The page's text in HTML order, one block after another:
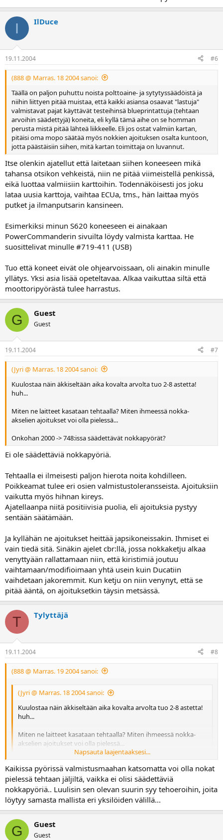
I IlDuce
19.11.2004 #6
(888 @ Marras. 18 2004 sanoi:
Täällä on paljon puhuttu noista polttoaine- ja sytytyssäädöistä ja
niihin liittyen pitää muistaa, että kaikki asiansa osaavat "lastuja"
valmistavat pajat käyttävät testeihinsä blueprintattuja (tehtaan
arvoihin säädettyjä) koneita, eli kyllä tämä aihe on se homman
perusta mistä pitää lähteä liikkeelle. Eli jos ostat valmiin kartan,
pitäisi oma mopo säätää myös nokkien ajoituksen osalta kuntoon,
jotta päästäisiin siihen, mitä kartan toimittaja on luvannut.
Itse olenkin ajatellut että laitetaan siihen koneeseen mikä
tahansa otsikon vehkeistä, niin ne pitää viimeistellä penkissä,
eikä luottaa valmiisiin karttoihin. Todennäköisesti jos joku
lataa uusia karttoja, vaihtaa ECUa, tms., hän laittaa myös
putket ja ilmanputsarin kansineen.
Esimerkiksi minun S620 koneeseen ei ainakaan
PowerCommanderin sivuilta löydy valmista karttaa. He
suosittelivat minulle #719-411 (USB)
Tuo että koneet eivät ole ohjearvoissaan, oli ainakin minulle
yllätys. Yksi asia lisää opeteltavaa. Alkaa vaikuttaa siltä että
moottoripyörästä tulee harrastus.
G Guest
Guest
19.11.2004 #7
(Jyri @ Marras. 18 2004 sanoi:
Kuulostaa näin äkkiseltään aika kovalta arvolta tuo 2-8 astetta!
huh...
Miten ne laitteet kasataan tehtaalla? Miten ihmeessä nokka-
akselien ajoitukset voi olla pielessä...
Onkohan 2000 -> 748:issa säädettävät nokkapyörät?
Ei ole säädettäviä nokkapyöriä.
Tehtaalla ei ilmeisesti paljon hierota noita kohdilleen.
Poikkeamat tulee eri osien valmistustoleransseista. Ajoituksiin
vaikutta myös hihnan kireys.
Ajatellaanpa niitä positiivisia puolia, eli ajoituksia pystyy
sentään säätämään.
Ja kyllähän ne ajoitukset heittää japsikoneissakin. Ihmiset ei
vain tiedä sitä. Sinäkin ajelet cbr:llä, jossa nokkaketju alkaa
venyttyään rallattamaan niin, että kiristimiä joutuu
vaihtamaan/modifioimaan yhtä usein kuin Ducatiin
vaihdetaan jakoremmit. Kun ketju on niin venynyt, että se
pitää ääntä, on ajoituksetkin täysin metsässä.
T Tylyttäjä
19.11.2004 #8
(888 @ Marras. 19 2004 sanoi:
(Jyri @ Marras. 18 2004 sanoi:
Kuulostaa näin äkkiseltään aika kovalta arvolta tuo 2-8 astetta!
huh...
Miten ne laitteet kasataan tehtaalla? Miten ihmeessä nokka-
akselien ajoitukset voi olla pielessä...
Onkohan 2000 -> 748:issa säädettävät nokkapyörät?
Napsauta laajentaaksesi...
Ei ole säädettäviä nokkapyöriä.
Tehtaalla ei ilmeisesti paljon hierota noita kohdilleen. Poikkeamat
tulee eri osien valmistustoleransseista. Ajoituksiin vaikutta myös
hihnan kireys.
Ajatellaanpa niitä positiivisia puolia, eli ajoituksia pystyy sentään
säätämään.
Napsauta laajentaaksesi...
Kaikissa pyörissä valmistusmaahan katsomatta voi olla nokat
pielessä tehtaan jäljiltä, vaikka ei olisi säädettäviä
nokkapyöriä.. Luulisin sen olevan suurin syy tehoeroihin, joita
löytyy samasta mallista eri yksilöiden välillä...
G Guest
Guest